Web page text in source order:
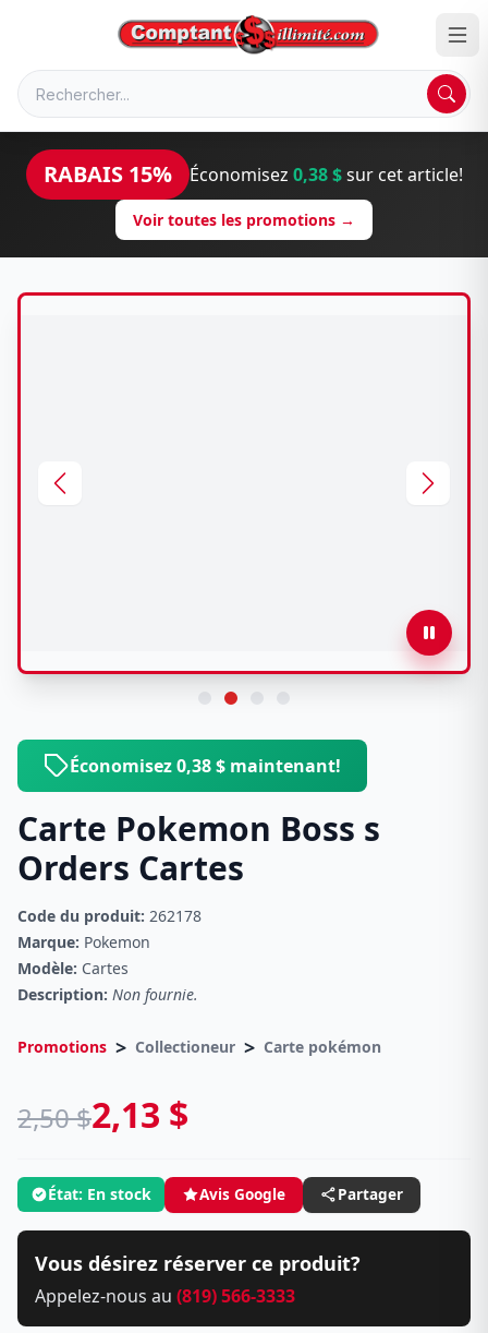
RABAIS 15% Économisez 0,38 $sur cet article!
Voir toutes les promotions →
Économisez 0,38 $ maintenant!
Carte Pokemon Boss s
Orders Cartes
Code du produit: 262178
Marque: Pokemon
Modèle: Cartes
Description: Non fournie.
Promotions > Collectioneur > Carte pokémon
2,50 $2,13 $
État: En stock Avis Google Partager
Vous désirez réserver ce produit?
Appelez-nous au (819) 566-3333